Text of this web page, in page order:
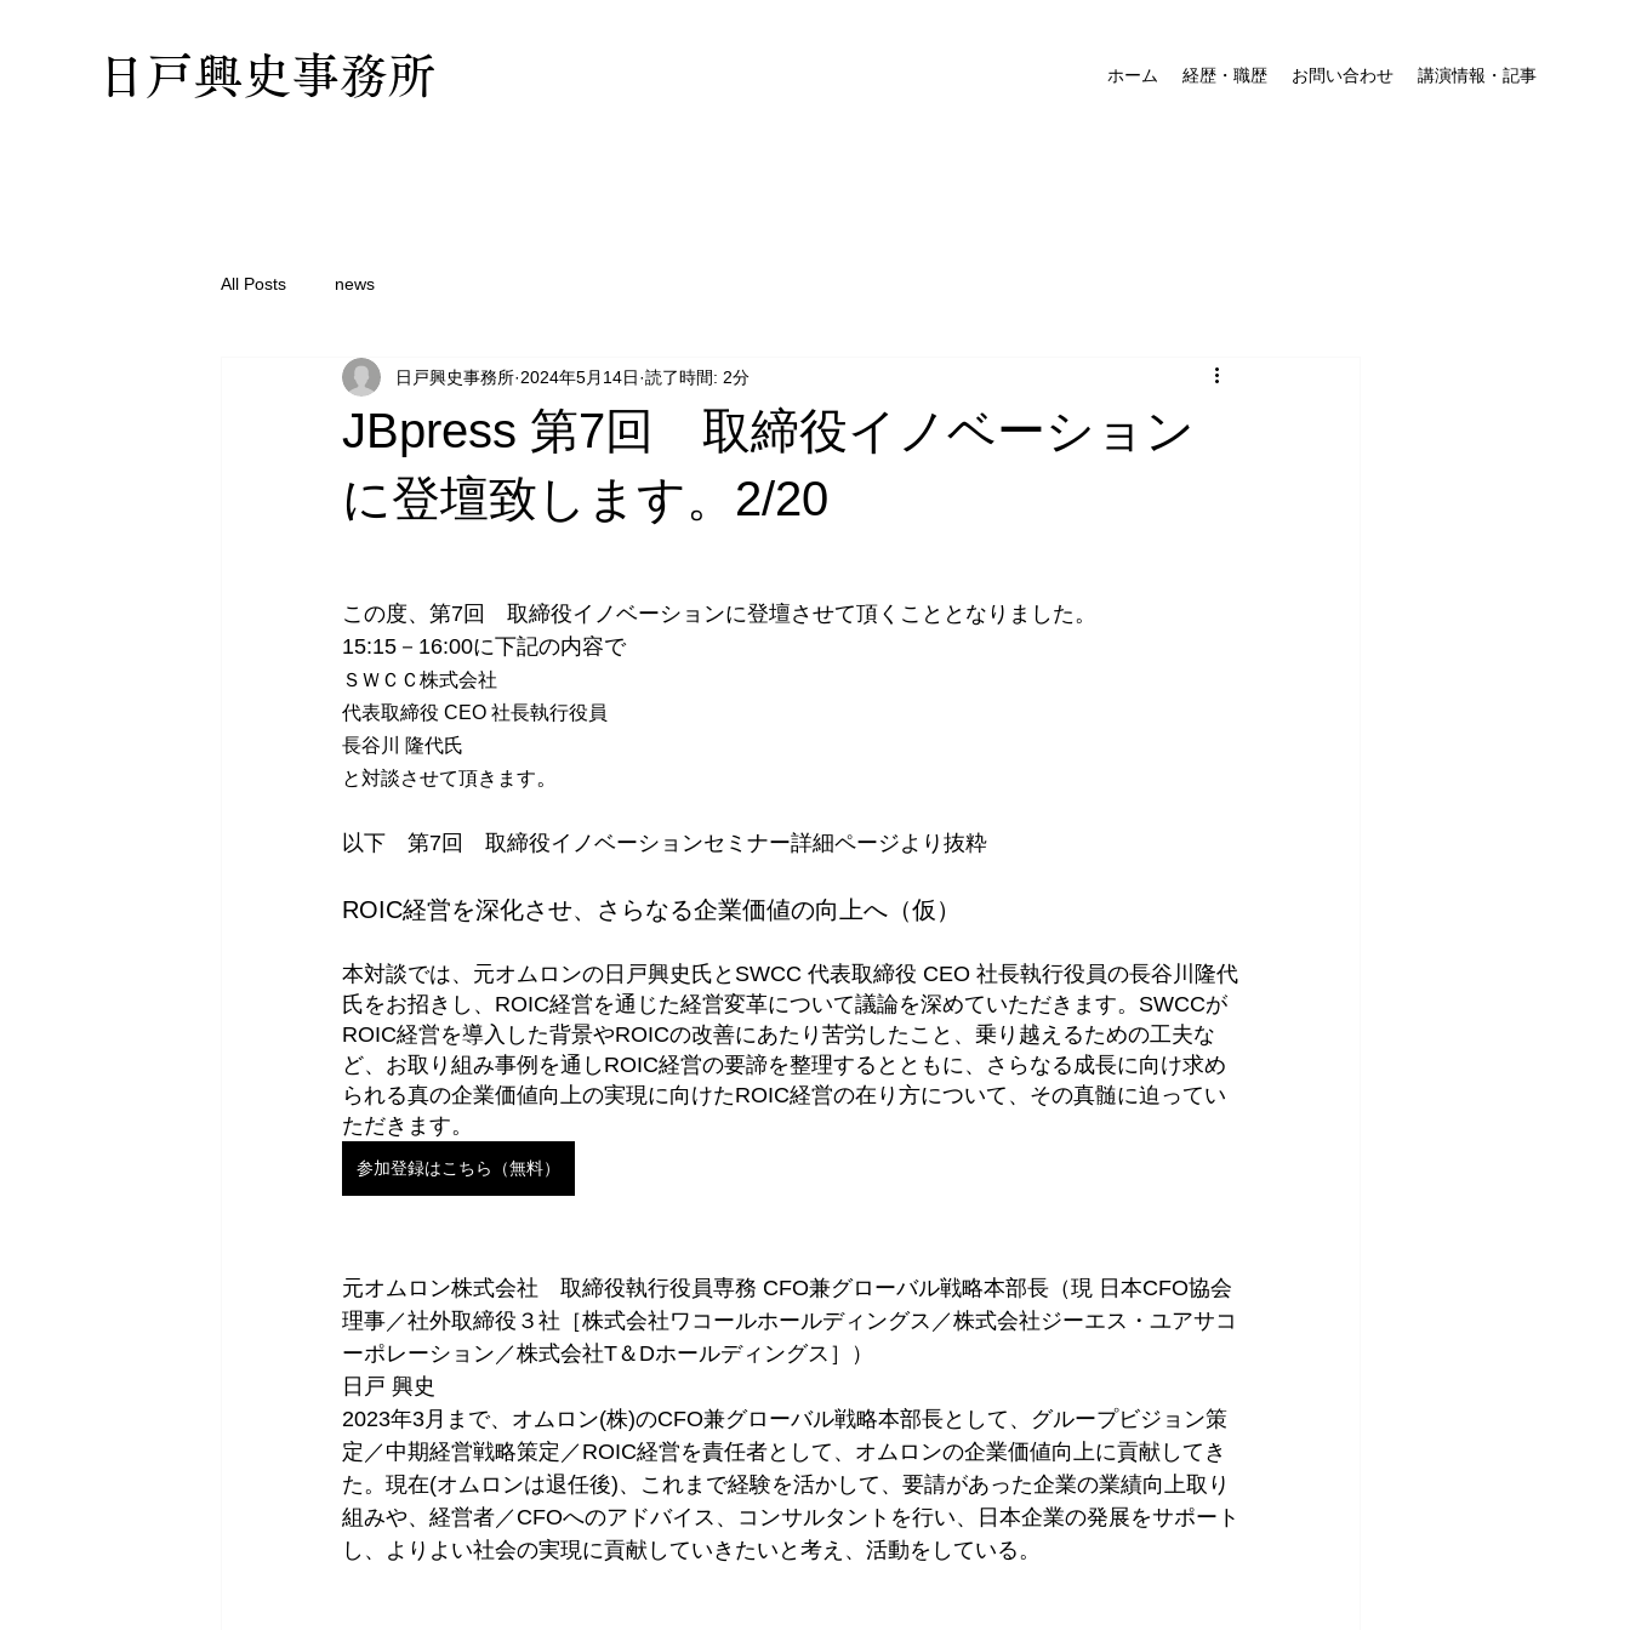
日戸興史事務所 ホーム 経歴・職歴 お問い合わせ 講演情報・記事
All Posts news
JBpress 第7回 取締役イノベーション
に登壇致します。2/20
日戸興史事務所 2024年5月14日 読了時間: 2分
この度、第7回 取締役イノベーションに登壇させて頂くこととなりました。
15:15－16:00に下記の内容で
ＳＷＣＣ株式会社
代表取締役 CEO 社長執行役員
長谷川 隆代氏
と対談させて頂きます。
以下 第7回　取締役イノベーションセミナー詳細ページより抜粋
ROIC経営を深化させ、さらなる企業価値の向上へ（仮）
本対談では、元オムロンの日戸興史氏とSWCC 代表取締役 CEO 社長執行役員の長谷川隆代
氏をお招きし、ROIC経営を通じた経営変革について議論を深めていただきます。SWCCが
ROIC経営を導入した背景やROICの改善にあたり苦労したこと、乗り越えるための工夫な
ど、お取り組み事例を通しROIC経営の要諦を整理するとともに、さらなる成長に向け求め
られる真の企業価値向上の実現に向けたROIC経営の在り方について、その真髄に迫ってい
ただきます。
参加登録はこちら（無料）
元オムロン株式会社　取締役執行役員専務 CFO兼グローバル戦略本部長（現 日本CFO協会
理事／社外取締役３社［株式会社ワコールホールディングス／株式会社ジーエス・ユアサコ
ーポレーション／株式会社T＆Dホールディングス］）
日戸 興史
2023年3月まで、オムロン(株)のCFO兼グローバル戦略本部長として、グループビジョン策
定／中期経営戦略策定／ROIC経営を責任者として、オムロンの企業価値向上に貢献してき
た。現在(オムロンは退任後)、これまで経験を活かして、要請があった企業の業績向上取り
組みや、経営者／CFOへのアドバイス、コンサルタントを行い、日本企業の発展をサポート
し、よりよい社会の実現に貢献していきたいと考え、活動をしている。